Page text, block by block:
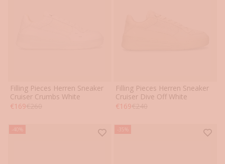
41 42 43
46
Filling Pieces Herren Sneaker
Cruiser Crumbs White
Angebot
€169Regulärer Preis
€260
41 42 43
46
Filling Pieces Herren Sneaker
Cruiser Dive Off White
Angebot
€169Regulärer Preis
€240
-40% -35%